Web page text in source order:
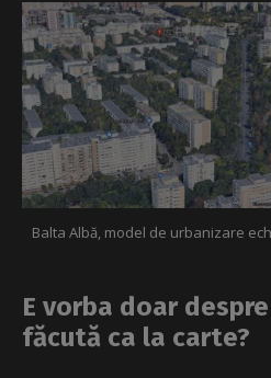
Balta Albă, model de urbanizare
E vorba doar
făcută ca la carte?